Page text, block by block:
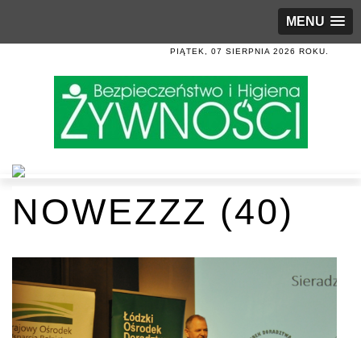
MENU
PIĄTEK, 07 SIERPNIA 2026 ROKU.
NOWEZZZ (40)